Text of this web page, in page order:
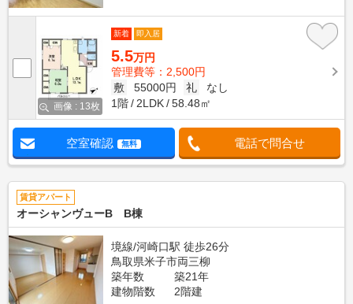
画像 : 13枚
新着 即入居
5.5万円
管理費等：2,500円
敷
55000円 礼
なし
1階
2LDK 58.48㎡
空室確認 無料 電話で問合せ
賃貸アパート
オーシャンヴューB B棟
境線/河崎口駅 徒歩26分
鳥取県米子市両三柳
築年数
築21年
建物階数
2階建